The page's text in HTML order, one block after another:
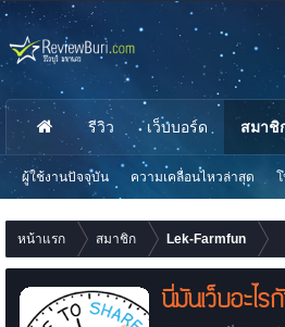
หน้าแรก สมาชิก Lek-Farmfun
นี่มันเว็บอะไร
รีวิว เว็บบอร์ด สมาชิ
ผู้ใช้งานปัจจุบัน ความเคลื่อนไหวล่าสุด